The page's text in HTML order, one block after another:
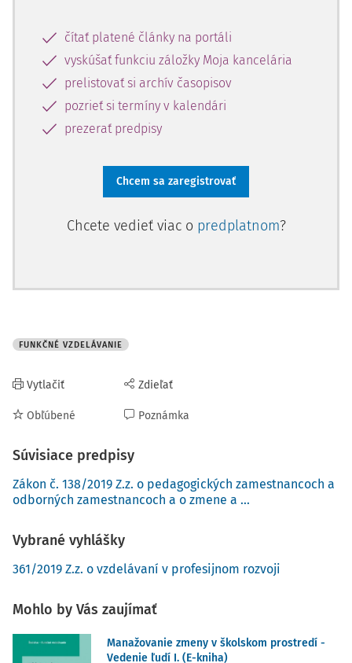
čítať platené články na portáli
vyskúšať funkciu záložky Moja kancelária
prelistovať si archív časopisov
pozrieť si termíny v kalendári
prezerať predpisy
Chcem sa zaregistrovať
Chcete vedieť viac o predplatnom?
FUNKČNÉ VZDELÁVANIE
Vytlačiť
Obľúbené
Zdieľať
Poznámka
Súvisiace predpisy
Zákon č. 138/2019 Z.z. o pedagogických zamestnancoch a
odborných zamestnancoch a o zmene a ...
Vybrané vyhlášky
361/2019 Z.z. o vzdelávaní v profesijnom rozvoji
Mohlo by Vás zaujímať
Manažovanie zmeny v školskom prostredí -
Vedenie ľudí I. (E-kniha)